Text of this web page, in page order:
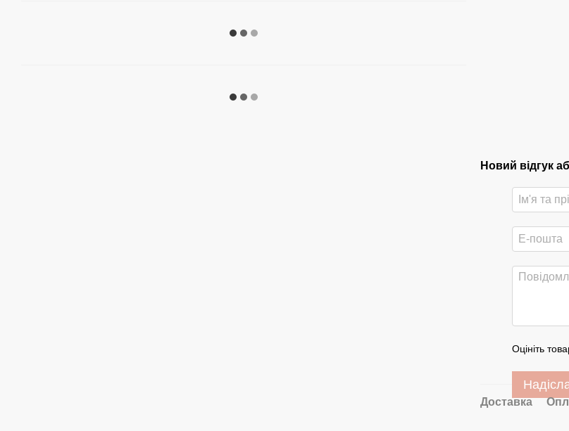
Новий відгук
Оцініть
Доставка